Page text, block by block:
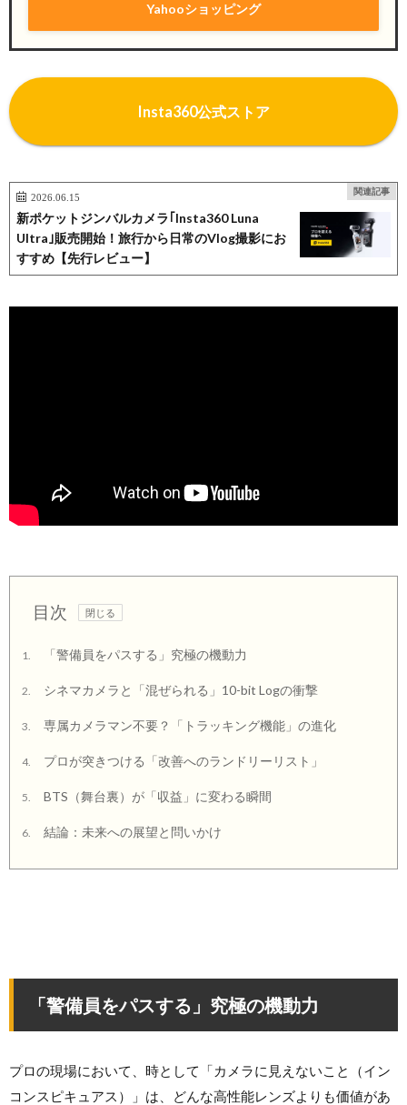
Yahooショッピング
Insta360公式ストア
関連記事
2026.06.15
新ポケットジンバルカメラ｢Insta360 Luna
Ultra｣販売開始！旅行から日常のVlog撮影にお
すすめ【先行レビュー】
目次
1. 「警備員をパスする」究極の機動力
2. シネマカメラと「混ぜられる」10-bit Logの衝撃
3. 専属カメラマン不要？「トラッキング機能」の進化
4. プロが突きつける「改善へのランドリーリスト」
5. BTS（舞台裏）が「収益」に変わる瞬間
6. 結論：未来への展望と問いかけ
「警備員をパスする」究極の機動力
プロの現場において、時として「カメラに見えないこと（イン
コンスピキュアス）」は、どんな高性能レンズよりも価値があ